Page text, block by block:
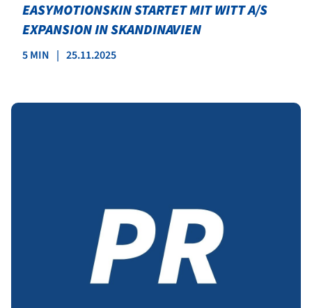
EASYMOTIONSKIN STARTET MIT WITT A/S
EXPANSION IN SKANDINAVIEN
5 MIN | 25.11.2025